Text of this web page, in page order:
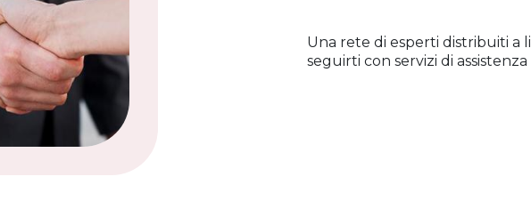
Una rete di esperti distribuiti a
seguirti con servizi di